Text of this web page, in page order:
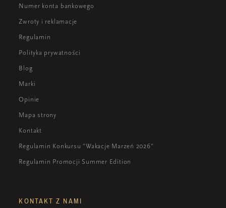
Numer konta bankowego
Zwroty i reklamacje
Regulamin
Polityka prywatności
Blog
Marki
Opinie
Mapa strony
Kontakt
Regulamin Konkursu "Wakacje Marzeń 2026"
Regulamin Promocji Summer Edition
KONTAKT Z NAMI